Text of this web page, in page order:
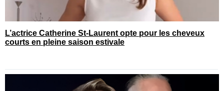
L’actrice Catherine St-Laurent opte pour les cheveux
courts en pleine saison estivale